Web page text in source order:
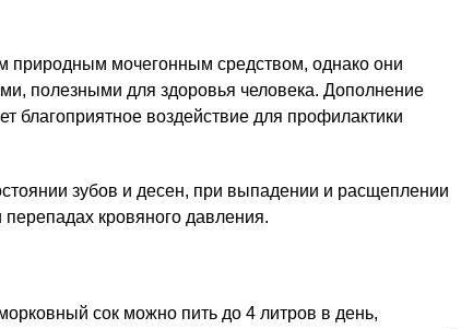
природным мочегонным средством, однако они
полезными для здоровья человека. Дополнение
благоприятное воздействие для профилактики
зубов и десен, при выпадении и расщеплении
кровяного давления.
сок можно пить до 4 литров в день,